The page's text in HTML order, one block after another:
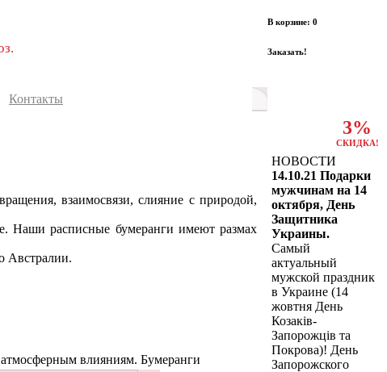
В корзине: 0
Заказать!
Контакты
взаимосвязи, слияние с природой,
Наши расписные бумеранги имеют размах
Австралии.
влияниям. Бумеранги
3%
СКИДКА!
НОВОСТИ
14.10.21 Подарки
мужчинам на 14
октября, День
Защитника
Украины.
Самый
актуальный
мужской праздник
в Украине (14
жовтня День
Козаків-
Запорожців та
Покрова)! День
Запорожского